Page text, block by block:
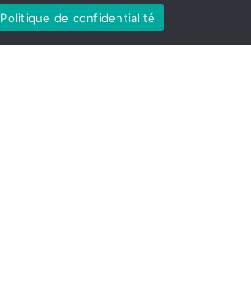
Politique de confidentialité